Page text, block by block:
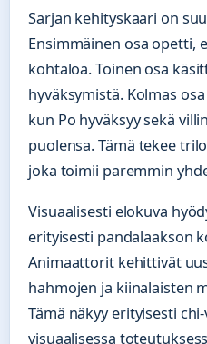
Sarjan kehityskaari on
Ensimmäinen osa opetti,
kohtaloa. Toinen osa
hyväksymistä. Kolmas
kun Po hyväksyy sekä
puolensa. Tämä tekee
joka toimii paremmin
Visuaalisesti elokuva
erityisesti pandalaakson
Animaattorit kehittivät
hahmojen ja kiinalaisten
Tämä näkyy erityisesti
visuaalisessa